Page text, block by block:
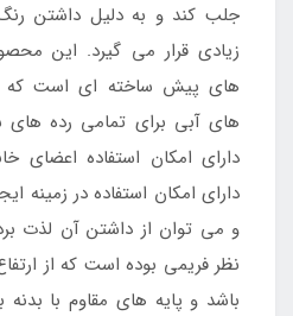
جلب کند و به دلیل داشتن
زیادی قرار می گیرد. این
های پیش ساخته ای است که
های آبی برای تمامی رده
دارای امکان استفاده اعضای
دارای امکان استفاده در زمینه
و می توان از داشتن آن لذت
نظر فریمی بوده است که از
باشد و پایه های مقاوم با بدنه